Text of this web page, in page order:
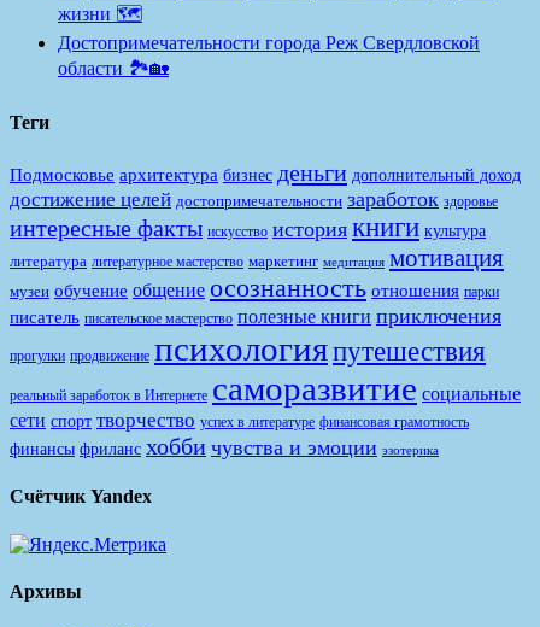
жизни 🗺️
Достопримечательности города Реж Свердловской
области 🏞️🏡
Теги
Подмосковье архитектура бизнес деньги дополнительный доход
достижение целей достопримечательности заработок здоровье
интересные факты искусство история книги культура
литература литературное мастерство маркетинг медитация мотивация
музеи обучение общение осознанность отношения парки
писатель писательское мастерство полезные книги приключения
прогулки продвижение психологияпутешествия
реальный заработок в Интернете саморазвитие социальные
сети спорт творчество успех в литературе финансовая грамотность
финансы фриланс хобби чувства и эмоции эзотерика
Счётчик Yandex
Архивы